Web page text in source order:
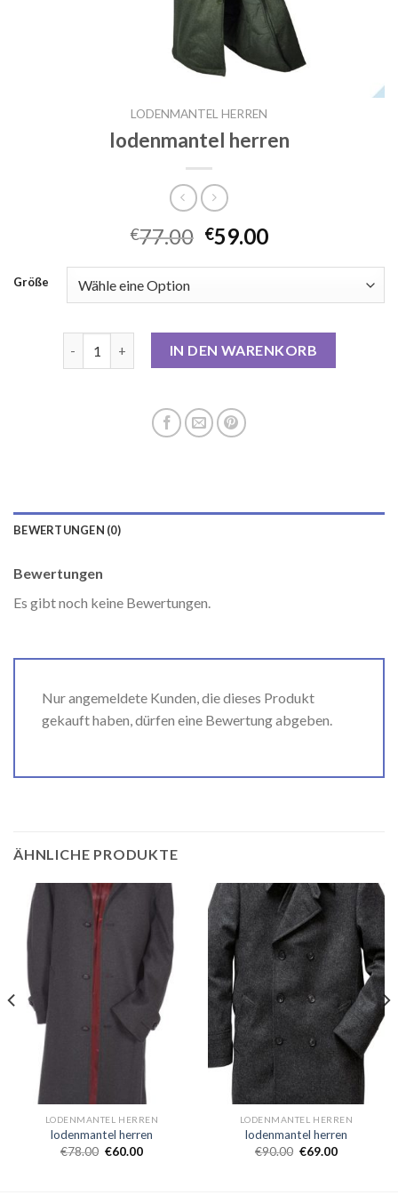
LODENMANTEL HERREN
lodenmantel herren
€77.00 €59.00
Größe
lodenmantel herren MengeIN DEN WARENKORB
BEWERTUNGEN (0)
Bewertungen
Es gibt noch keine Bewertungen.
Nur angemeldete Kunden, die dieses Produkt
gekauft haben, dürfen eine Bewertung abgeben.
ÄHNLICHE PRODUKTE
LODENMANTEL HERREN
lodenmantel herren
€78.00 €60.00
LODENMANTEL HERREN
lodenmantel herren
€90.00 €69.00